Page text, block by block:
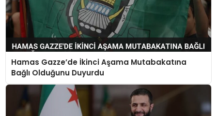
Hamas Gazze’de İkinci Aşama Mutabakatına
Bağlı Olduğunu Duyurdu